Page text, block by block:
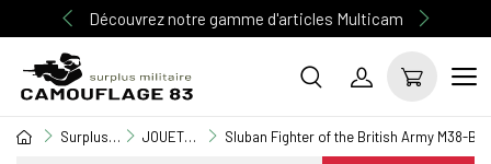
Découvrez notre gamme d'articles Multicam
Surplus Militaire JOUETS ENFANTS Sluban Fighter of the British Army M38-